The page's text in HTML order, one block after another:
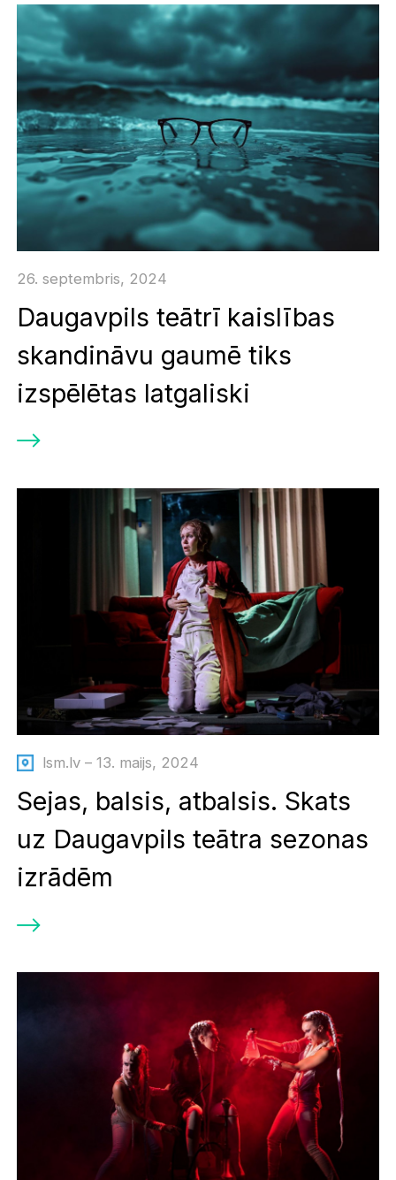
26. septembris, 2024
Daugavpils teātrī kaislības
skandināvu gaumē tiks
izspēlētas latgaliski
lsm.lv – 13. maijs, 2024
Sejas, balsis, atbalsis. Skats
uz Daugavpils teātra sezonas
izrādēm